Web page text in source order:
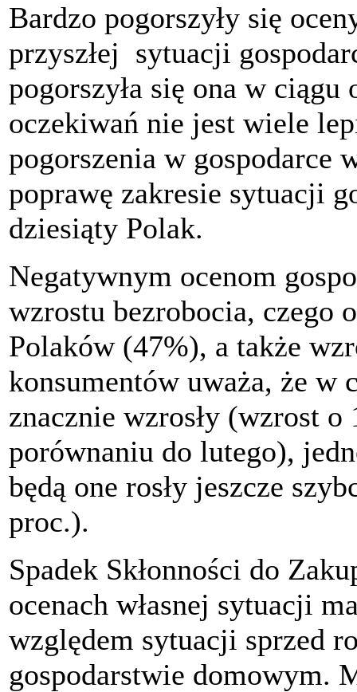
Bardzo pogorszyły się
przyszłej sytuacji
pogorszyła się ona w
oczekiwań nie jest wiele
pogorszenia w gospodarce
poprawę zakresie sytuacji
dziesiąty Polak.
Negatywnym ocenom
wzrostu bezrobocia, czego
Polaków (47%), a także
konsumentów uważa, że w
znacznie wzrosły (wzrost
porównaniu do lutego),
będą one rosły jeszcze
proc.).
Spadek Skłonności do
ocenach własnej sytuacji
względem sytuacji sprzed
gospodarstwie domowym.